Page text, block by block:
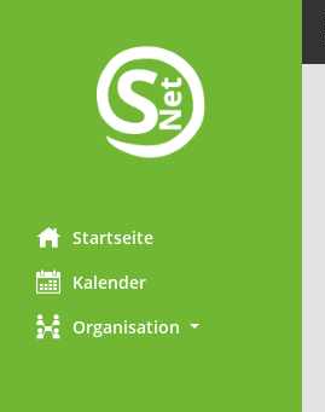
Startseite
Kalender
Organisation